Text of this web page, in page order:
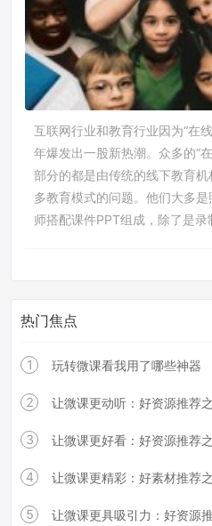
互联网行业和教育行业因为“在
年爆发出一股新热潮。众多的“
部分的都是由传统的线下教育
多教育模式的问题。他们大多
师搭配课件PPT组成，除了是录
热门焦点
1 玩转微课看我用了哪些神器
2 让微课更动听：好资源推荐
3 让微课更好看：好资源推荐
4 让微课更精彩：好素材推荐
5 让微课更具吸引力：好资源